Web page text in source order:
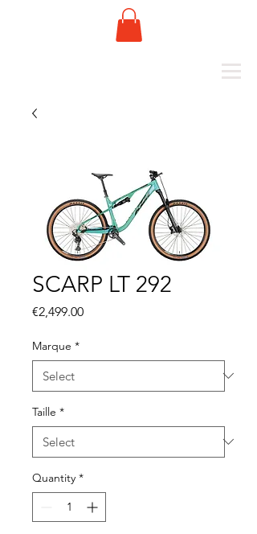
SCARP LT 292
€2,499.00Price
Marque *
Taille *
Quantity *